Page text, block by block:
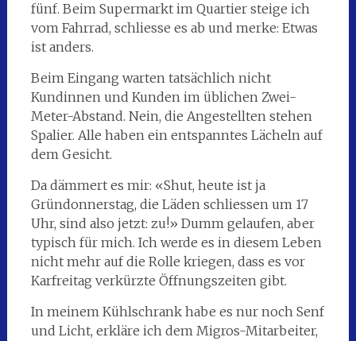
fünf. Beim Supermarkt im Quartier steige ich
vom Fahrrad, schliesse es ab und merke: Etwas
ist anders.
Beim Eingang warten tatsächlich nicht
Kundinnen und Kunden im üblichen Zwei-
Meter-Abstand. Nein, die Angestellten stehen
Spalier. Alle haben ein entspanntes Lächeln auf
dem Gesicht.
Da dämmert es mir: «Shut, heute ist ja
Gründonnerstag, die Läden schliessen um 17
Uhr, sind also jetzt: zu!» Dumm gelaufen, aber
typisch für mich. Ich werde es in diesem Leben
nicht mehr auf die Rolle kriegen, dass es vor
Karfreitag verkürzte Öffnungszeiten gibt.
In meinem Kühlschrank habe es nur noch Senf
und Licht, erkläre ich dem Migros-Mitarbeiter,